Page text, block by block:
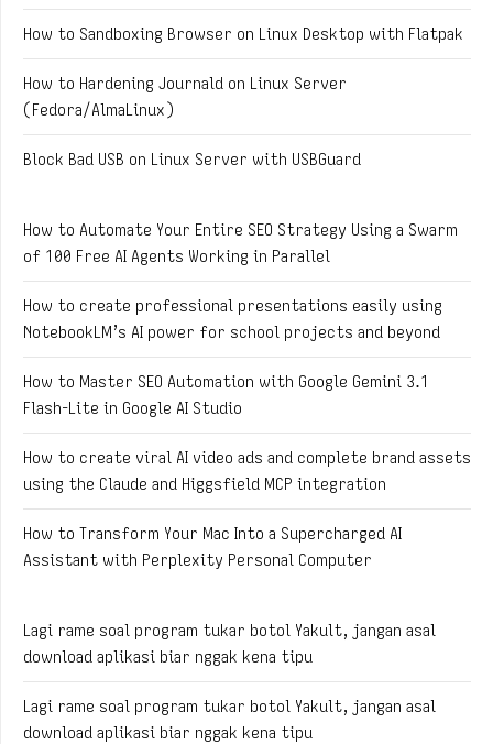
How to Sandboxing Browser on Linux Desktop with Flatpak
How to Hardening Journald on Linux Server
(Fedora/AlmaLinux)
Block Bad USB on Linux Server with USBGuard
How to Automate Your Entire SEO Strategy Using a Swarm
of 100 Free AI Agents Working in Parallel
How to create professional presentations easily using
NotebookLM’s AI power for school projects and beyond
How to Master SEO Automation with Google Gemini 3.1
Flash-Lite in Google AI Studio
How to create viral AI video ads and complete brand assets
using the Claude and Higgsfield MCP integration
How to Transform Your Mac Into a Supercharged AI
Assistant with Perplexity Personal Computer
Lagi rame soal program tukar botol Yakult, jangan asal
download aplikasi biar nggak kena tipu
Lagi rame soal program tukar botol Yakult, jangan asal
download aplikasi biar nggak kena tipu